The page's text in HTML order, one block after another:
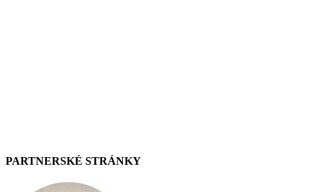
PARTNERSKÉ STRÁNKY